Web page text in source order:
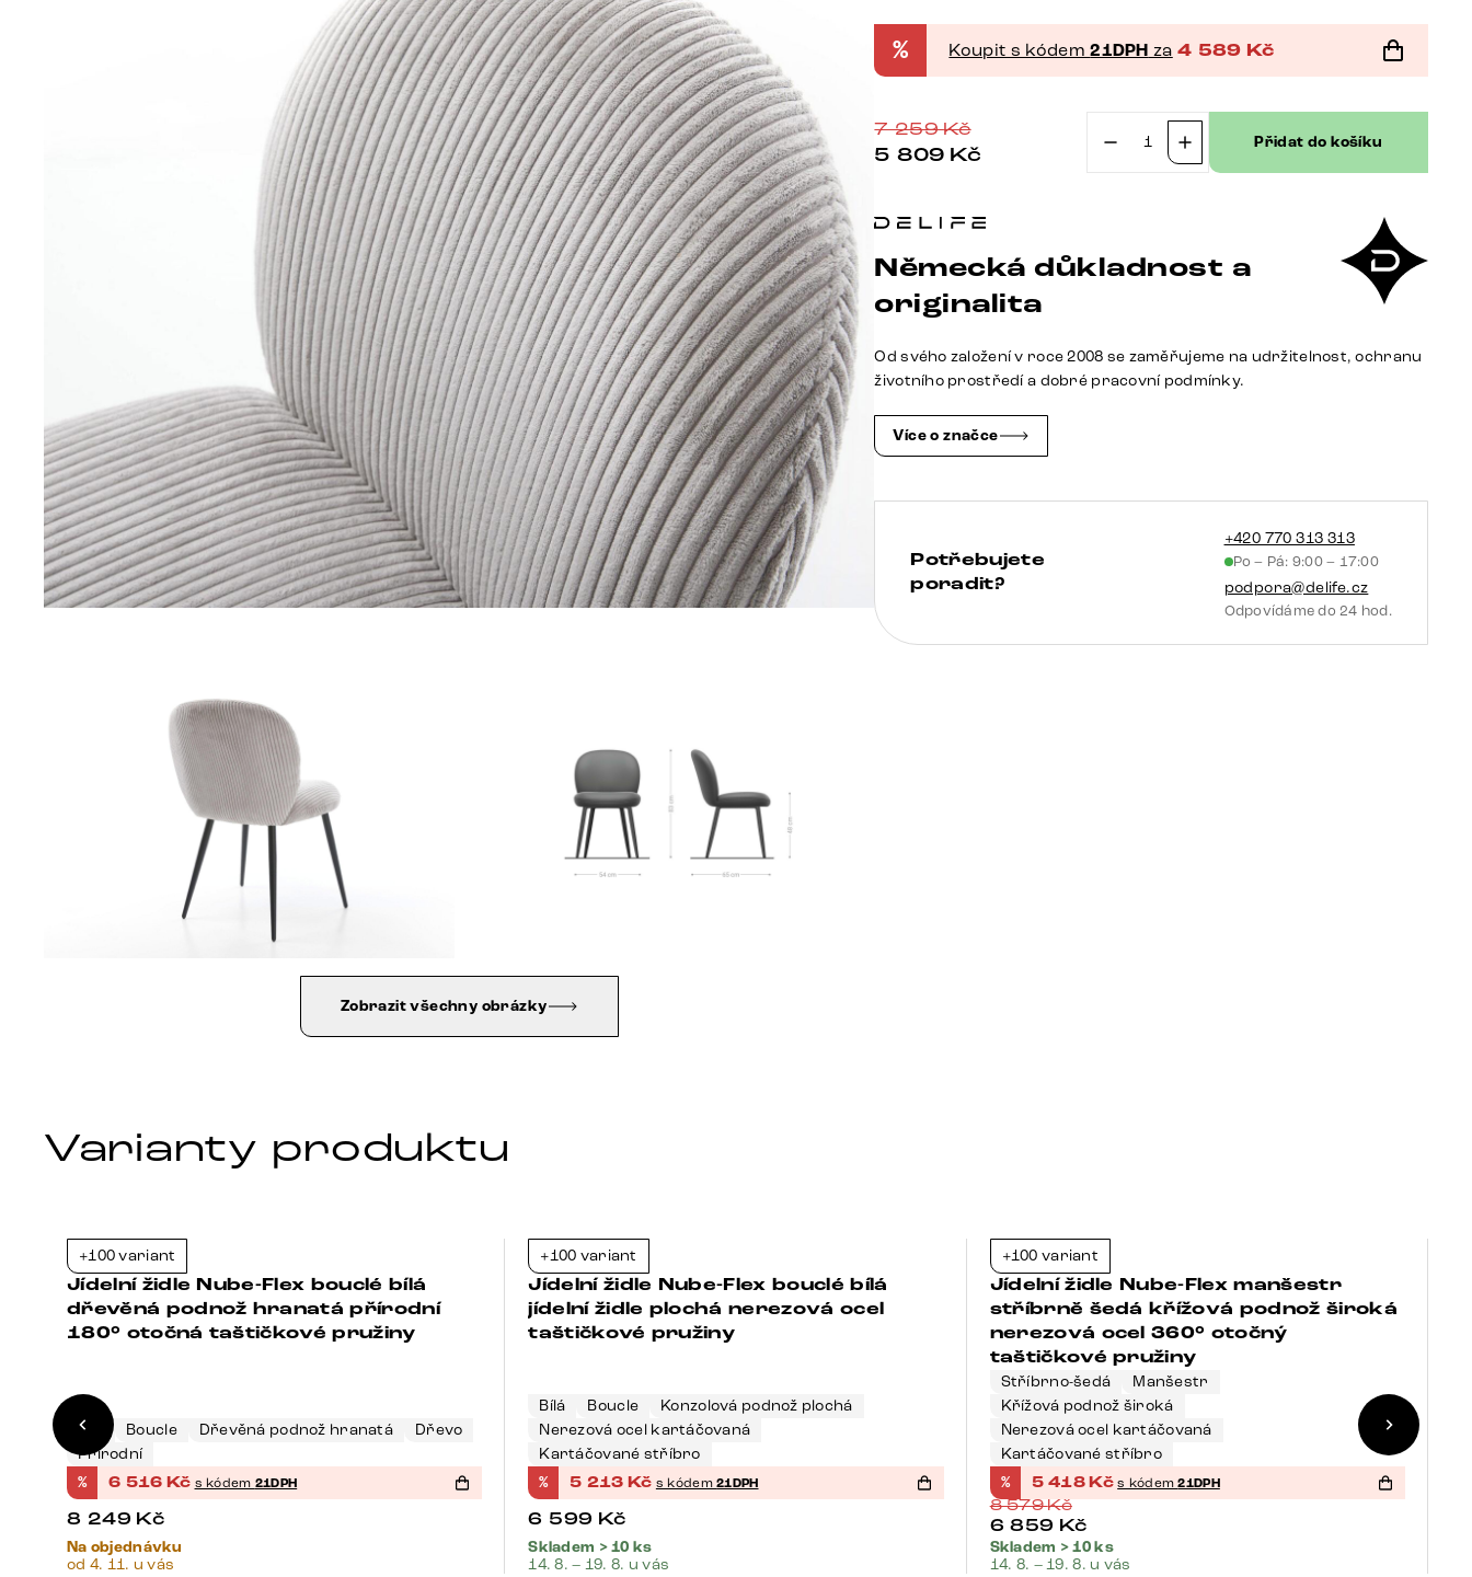
Zobrazit všechny obrázky
% Koupit s kódem21DPH za 4 589 Kč
7 259Kč
5 809 Kč
manšestr
4
nohy
Přidat do košíku
Německá důkladnost a
originalita
Od svého založení v roce 2008 se zaměřujeme na udržitelnost, ochranu
životního prostředí a dobré pracovní podmínky.
Více o značce
Potřebujete
poradit?
+420 770 313 313
Po – Pá: 9:00 – 17:00
podpora@delife.cz
Odpovídáme do 24 hod.
Varianty produktu
+100 variant
Jídelní židle Nube-Flex bouclé bílá
dřevěná podnož hranatá přírodní
180° otočná taštičkové pružiny
Bílá Boucle Dřevěná podnož hranatá
Dřevo
Přírodní
% 6 516 Kč s kódem 21DPH
8 249 Kč
Na objednávku
od 4. 11. u vás
+100 variant
Jídelní židle Nube-Flex bouclé bílá
jídelní židle plochá nerezová ocel
taštičkové pružiny
Bílá Boucle
Konzolová podnož plochá
Nerezová ocel kartáčovaná
Kartáčované stříbro
% 5 213Kč s kódem21DPH
6 599 Kč
Skladem > 10 ks
14. 8. – 19. 8. u vás
+100 variant
Jídelní židle Nube-Flex manšestr
stříbrně šedá křížová podnož široká
nerezová ocel 360° otočný
taštičkové pružiny
Stříbrno-šedá
Manšestr
Křížová podnož široká
Nerezová ocel kartáčovaná
Kartáčované stříbro
% 5 418Kč s kódem21DPH
8 579Kč
6 859 Kč
Skladem > 10 ks
14. 8. – 19. 8. u vás